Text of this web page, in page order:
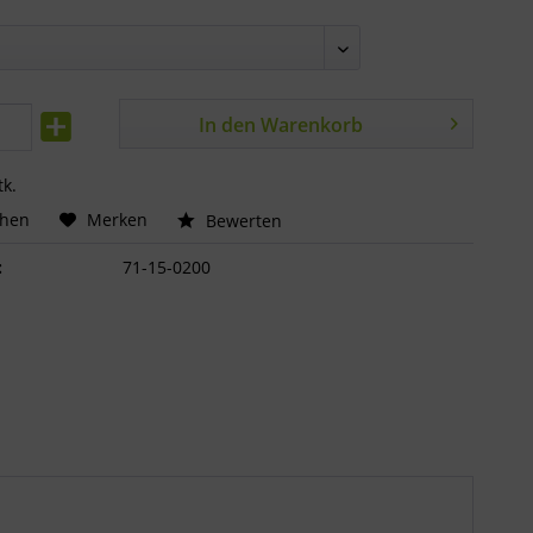
In den Warenkorb
Merken Bewerten
71-15-0200